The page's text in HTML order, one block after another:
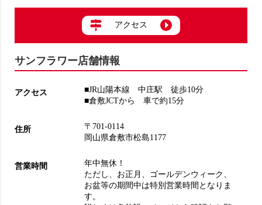
アクセス
サンフラワー店舗情報
アクセス
■JR山陽本線 中庄駅 徒歩10分
■倉敷JCTから 車で約15分
住所
〒701-0114
岡山県倉敷市松島1177
営業時間
年中無休！
ただし、お正月、ゴールデンウィーク、
お盆等の期間中は特別営業時間となりま
す。